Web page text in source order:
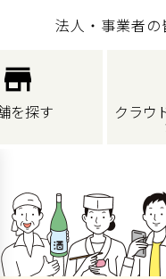
法人・事業者の
を探す
クラウ